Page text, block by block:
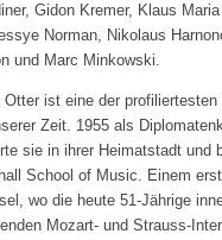
Gidon Kremer, Klaus
Norman, Nikolaus
und Marc Minkowski.
ist eine der
Zeit. 1955 als
sie in ihrer Heimatstadt und
School of Music. Einem
wo die heute 51-Jährige
Mozart- und Strauss-